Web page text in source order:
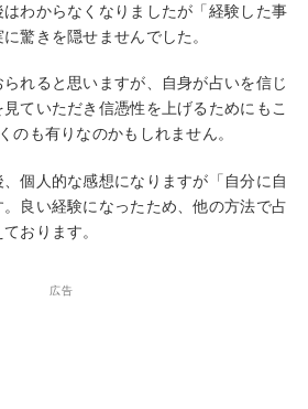
わからなくなりましたが「経験した事
驚きを隠せませんでした。
れると思いますが、自身が占いを信じ
ていただき信憑性を上げるためにもこ
のも有りなのかもしれません。
個人的な感想になりますが「自分に自
良い経験になったため、他の方法で占
おります。
広告